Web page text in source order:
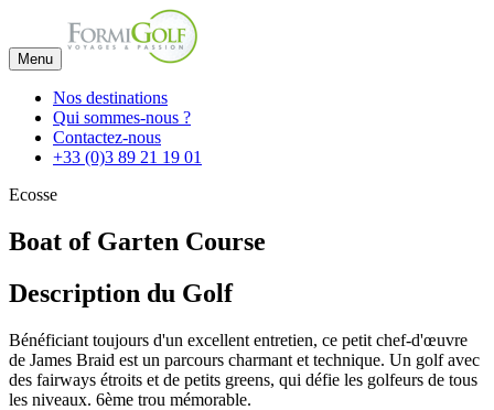
Menu
Nos destinations
Qui sommes-nous ?
Contactez-nous
+33 (0)3 89 21 19 01
Ecosse
Boat of Garten Course
Description du Golf
Bénéficiant toujours d'un excellent entretien, ce petit chef-d'œuvre
de James Braid est un parcours charmant et technique. Un golf avec
des fairways étroits et de petits greens, qui défie les golfeurs de tous
les niveaux. 6ème trou mémorable.